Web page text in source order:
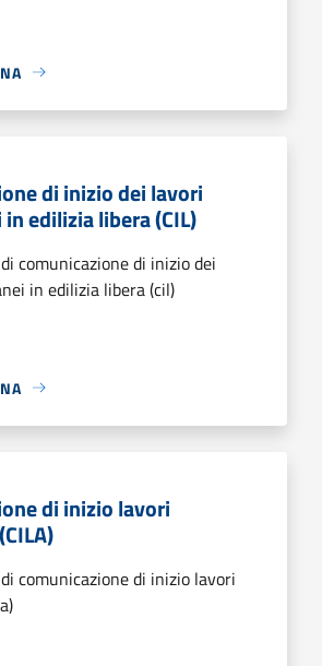
di inizio dei lavori
edilizia libera (CIL)
comunicazione di inizio dei
in edilizia libera (cil)
di inizio lavori
comunicazione di inizio lavori